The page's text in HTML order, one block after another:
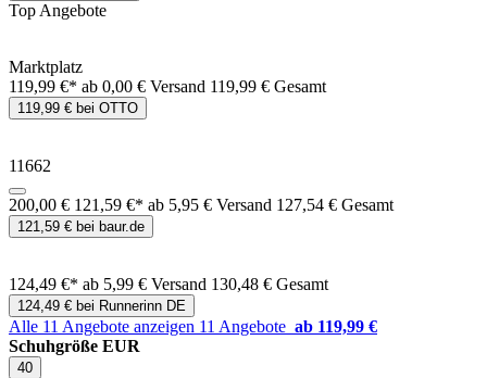
Top Angebote
Marktplatz
119,99 €* ab 0,00 € Versand 119,99 € Gesamt
119,99 € bei OTTO
11662
200,00 € 121,59 €* ab 5,95 € Versand 127,54 € Gesamt
121,59 € bei baur.de
124,49 €* ab 5,99 € Versand 130,48 € Gesamt
124,49 € bei Runnerinn DE
Alle 11 Angebote anzeigen 11 Angebote ab 119,99 €
Schuhgröße EUR
40